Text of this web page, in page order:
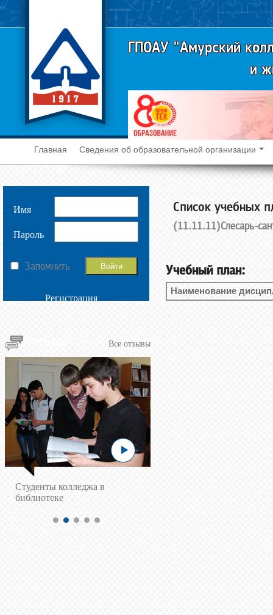
ГПОАУ "Амурский
и
Главная Сведения об образовательной организации
Имя
Пароль
Запомнить
Регистрация
Все отзывы
Cтуденты колледжа в
библиотеке
Cписок учебных
(11.11.11)Слесарь-
Учебный план:
Наименование